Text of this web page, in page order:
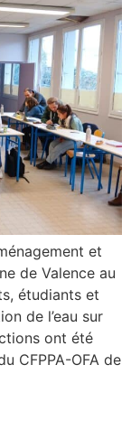
et
de Valence au
étudiants et
de l’eau sur
ont été
CFPPA-OFA de